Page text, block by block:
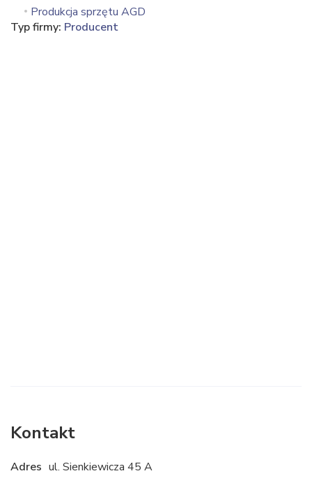
Produkcja sprzętu AGD
Typ firmy: Producent
Kontakt
Adres ul. Sienkiewicza 45 A